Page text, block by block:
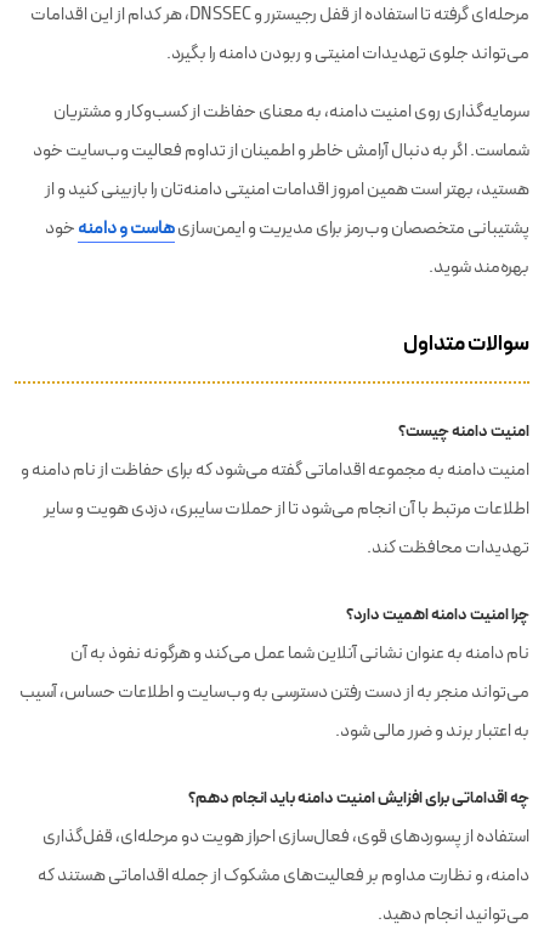
مرحله‌ای گرفته تا استفاده از قفل رجیسترر و DNSSEC، هر کدام از این اقدامات
می‌تواند جلوی تهدیدات امنیتی و ربودن دامنه را بگیرد.
سرمایه‌گذاری روی امنیت دامنه، به معنای حفاظت از کسب‌وکار و مشتریان
شماست. اگر به دنبال آرامش خاطر و اطمینان از تداوم فعالیت وب‌سایت خود
هستید، بهتر است همین امروز اقدامات امنیتی دامنه‌تان را بازبینی کنید و از
پشتیبانی متخصصان وب‌رمز برای مدیریت و ایمن‌سازیهاست و دامنهخود
بهره‌مند شوید.
سوالات متداول
امنیت دامنه چیست؟
امنیت دامنه به مجموعه اقداماتی گفته می‌شود که برای حفاظت از نام دامنه و
اطلاعات مرتبط با آن انجام می‌شود تا از حملات سایبری، دزدی هویت و سایر
تهدیدات محافظت کند.
چرا امنیت دامنه اهمیت دارد؟
نام دامنه به عنوان نشانی آنلاین شما عمل می‌کند و هرگونه نفوذ به آن
می‌تواند منجر به از دست رفتن دسترسی به وب‌سایت و اطلاعات حساس، آسیب
به اعتبار برند و ضرر مالی شود.
چه اقداماتی برای افزایش امنیت دامنه باید انجام دهم؟
استفاده از پسوردهای قوی، فعال‌سازی احراز هویت دو مرحله‌ای، قفل‌گذاری
دامنه، و نظارت مداوم بر فعالیت‌های مشکوک از جمله اقداماتی هستند که
می‌توانید انجام دهید.